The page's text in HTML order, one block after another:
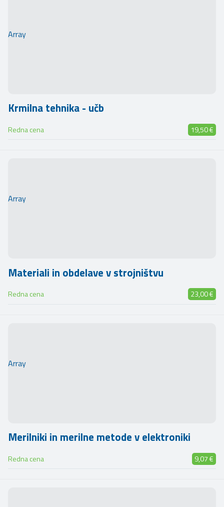
Array
Krmilna tehnika - učb
Redna cena 19,50 €
Array
Materiali in obdelave v strojništvu
Redna cena 23,00 €
Array
Merilniki in merilne metode v elektroniki
Redna cena 9,07 €